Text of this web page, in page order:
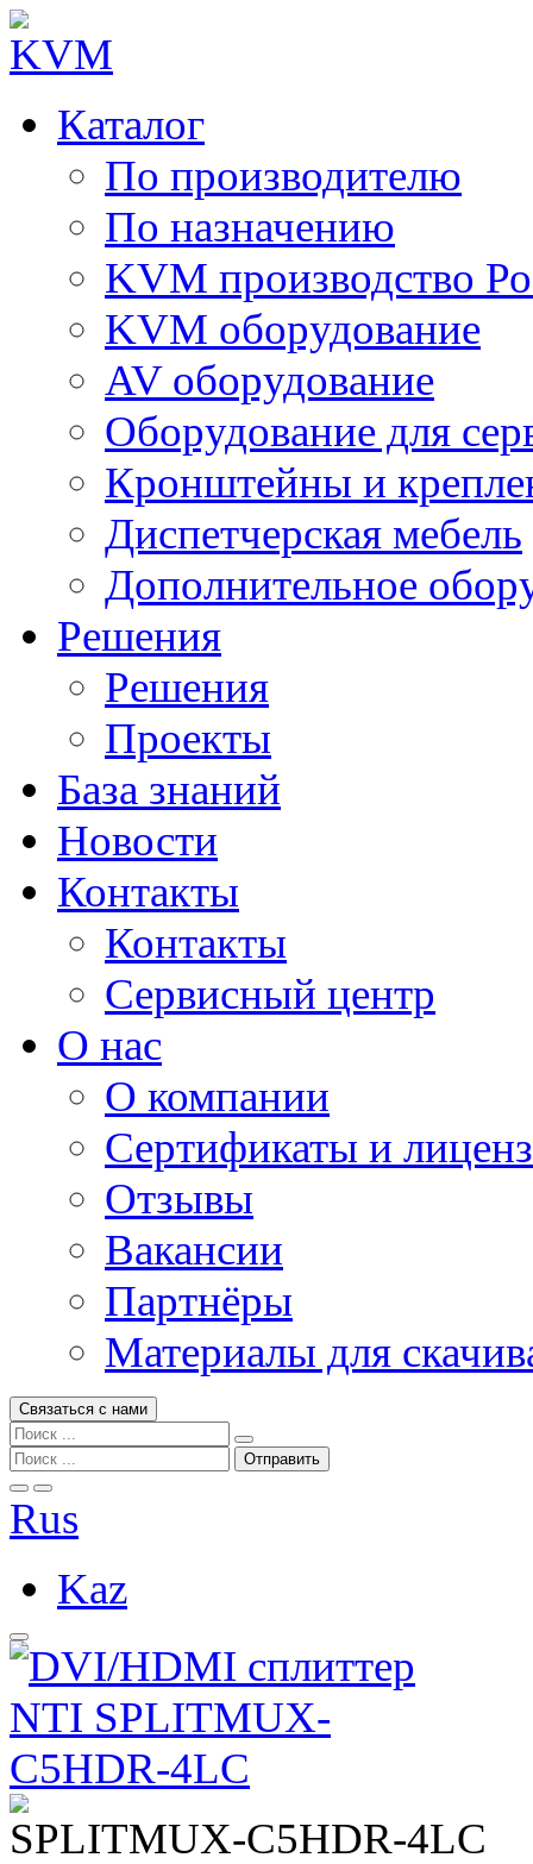
Каталог
По производителю
По назначению
KVM производство
KVM оборудование
AV оборудование
Оборудование для
Кронштейны и
Диспетчерская мебель
Дополнительное
Решения
Решения
Проекты
База знаний
Новости
Контакты
Контакты
Сервисный центр
О нас
О компании
Сертификаты и
Отзывы
Вакансии
Партнёры
Материалы для
Связаться с нами
Rus
Kaz
SPLITMUX-C5HDR-4LC